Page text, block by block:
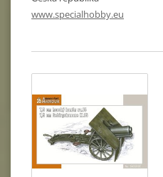
www.specialhobby.eu